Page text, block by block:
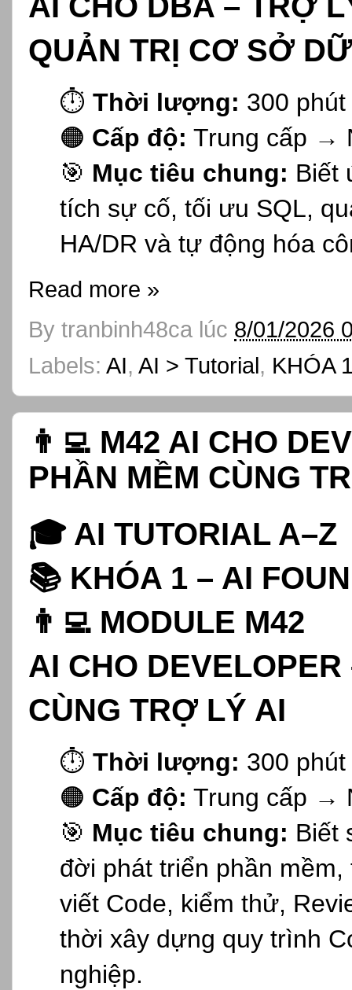
QUẢN TRỊ CƠ SỞ
⏱️ Thời lượng: 300 phút
🟠 Cấp độ: Trung cấp →
🎯 Mục tiêu chung: Biết
tích sự cố, tối ưu SQL,
HA/DR và tự động hóa
Read more »
By tranbinh48ca lúc 8/01/2026
Labels: AI, AI > Tutorial, KHÓA
👨‍💻 M42 AI CHO
PHẦN MỀM CÙNG
🎓 AI TUTORIAL A–Z
📚 KHÓA 1 – AI
👨‍💻 MODULE M42
AI CHO
CÙNG TRỢ LÝ AI
⏱️ Thời lượng: 300 phút
🟠 Cấp độ: Trung cấp →
🎯 Mục tiêu chung: Biết
đời phát triển phần
viết Code, kiểm thử,
thời xây dựng quy trình
nghiệp.